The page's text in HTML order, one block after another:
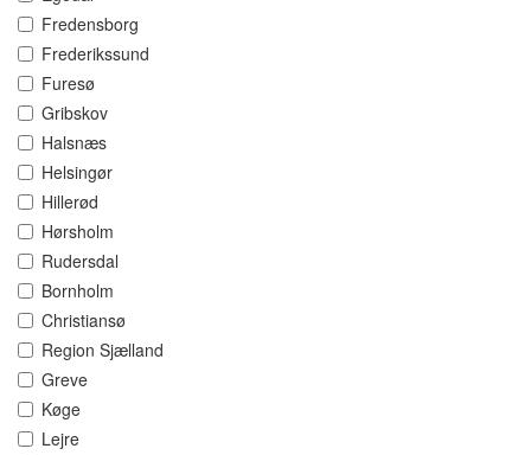
Fredensborg
Frederikssund
Furesø
Gribskov
Halsnæs
Helsingør
Hillerød
Hørsholm
Rudersdal
Bornholm
Christiansø
Region Sjælland
Greve
Køge
Lejre